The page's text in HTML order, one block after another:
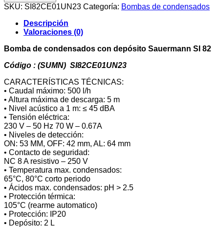
condensados
con
depósito
Sauermann
82
SKU: SI82CE01UN23 Categoría: Bombas de condensados
Descripción
Valoraciones (0)
Bomba de condensados con depósito Sauermann SI 82
Código : (SUMN) SI82CE01UN23
CARACTERÍSTICAS TÉCNICAS:
• Caudal máximo: 500 l/h
• Altura máxima de descarga: 5 m
• Nivel acústico a 1 m: ≤ 45 dBA
• Tensión eléctrica:
230 V – 50 Hz 70 W – 0.67A
• Niveles de detección:
ON: 53 MM, OFF: 42 mm, AL: 64 mm
• Contacto de seguridad:
NC 8 A resistivo – 250 V
• Temperatura max. condensados:
65°C, 80°C corto periodo
• Ácidos max. condensados: pH > 2.5
• Protección térmica:
105°C (rearme automatico)
• Protección: IP20
• Depósito: 2 L